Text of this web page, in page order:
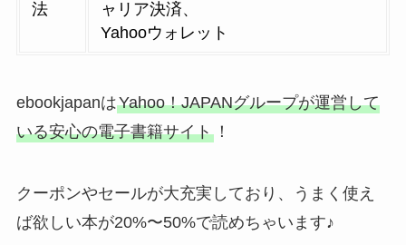
法
ャリア決済、
Yahooウォレット
ebookjapanはYahoo！JAPANグループが運営して
いる安心の電子書籍サイト！
クーポンやセールが大充実しており、うまく使え
ば欲しい本が20%〜50%で読めちゃいます♪